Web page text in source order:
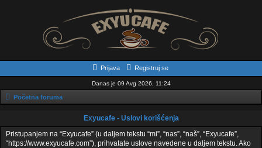
Prijava Registruj se
Danas je 09 Avg 2026, 11:24
Početna foruma
Exyucafe - Uslovi korišćenja
Pristupanjem na “Exyucafe” (u daljem tekstu “mi”, “nas”, “naš”, “Exyucafe”,
“https://www.exyucafe.com”), prihvatate uslove navedene u daljem tekstu. Ako